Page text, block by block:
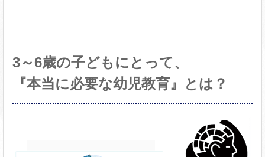
3～6歳の子どもにとって、
『本当に必要な幼児教育』とは？